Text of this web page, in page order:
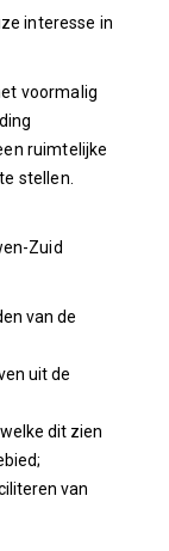
interesse in
voormalig
ruimtelijke
stellen.
Zuid
van de
uit de
dit zien
van